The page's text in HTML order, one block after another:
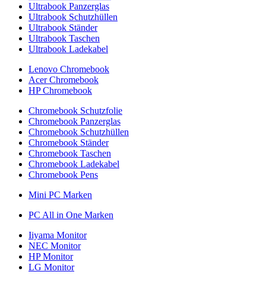
Ultrabook Panzerglas
Ultrabook Schutzhüllen
Ultrabook Ständer
Ultrabook Taschen
Ultrabook Ladekabel
Lenovo Chromebook
Acer Chromebook
HP Chromebook
Chromebook Schutzfolie
Chromebook Panzerglas
Chromebook Schutzhüllen
Chromebook Ständer
Chromebook Taschen
Chromebook Ladekabel
Chromebook Pens
Mini PC Marken
PC All in One Marken
Iiyama Monitor
NEC Monitor
HP Monitor
LG Monitor